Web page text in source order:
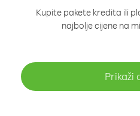
Kupite pakete kredita ili
najbolje cijene na
Prikaži